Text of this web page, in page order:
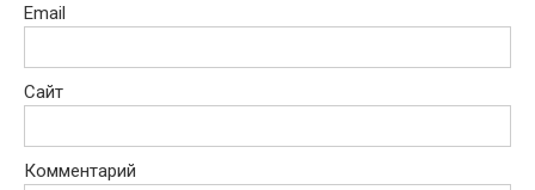
Email
Сайт
Комментарий